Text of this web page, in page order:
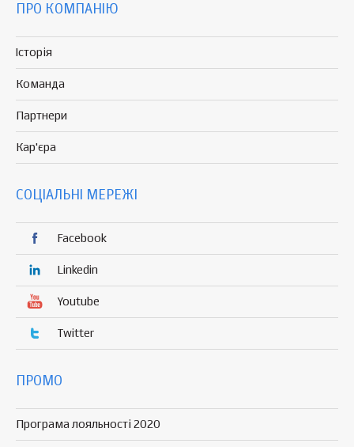
ПРО КОМПАНІЮ
Історія
Команда
Партнери
Кар'єра
СОЦІАЛЬНІ МЕРЕЖІ
Facebook
Linkedin
Youtube
Twitter
ПРОМО
Програма лояльності 2020